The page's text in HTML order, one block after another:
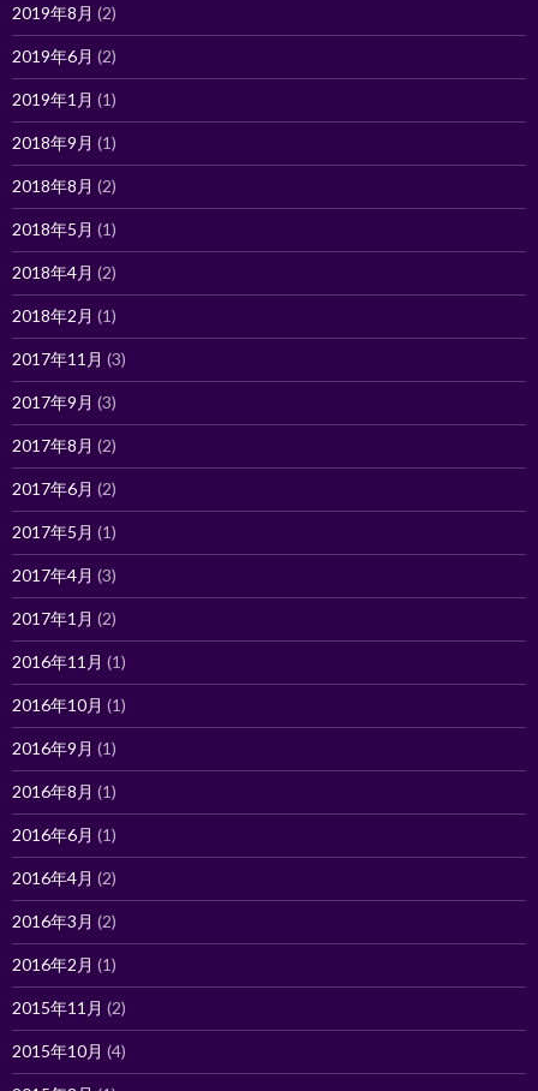
2019年8月 (2)
2019年6月 (2)
2019年1月 (1)
2018年9月 (1)
2018年8月 (2)
2018年5月 (1)
2018年4月 (2)
2018年2月 (1)
2017年11月 (3)
2017年9月 (3)
2017年8月 (2)
2017年6月 (2)
2017年5月 (1)
2017年4月 (3)
2017年1月 (2)
2016年11月 (1)
2016年10月 (1)
2016年9月 (1)
2016年8月 (1)
2016年6月 (1)
2016年4月 (2)
2016年3月 (2)
2016年2月 (1)
2015年11月 (2)
2015年10月 (4)